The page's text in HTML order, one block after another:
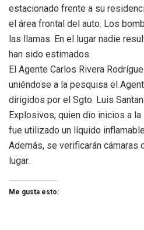
estacionado frente a su
el área frontal del auto. Los
las llamas. En el lugar nadie
han sido estimados.
El Agente Carlos Rivera
uniéndose a la pesquisa el
dirigidos por el Sgto. Luis
Explosivos, quien dio inicios a
fue utilizado un líquido
Además, se verificarán cámaras
lugar.
Me gusta esto: